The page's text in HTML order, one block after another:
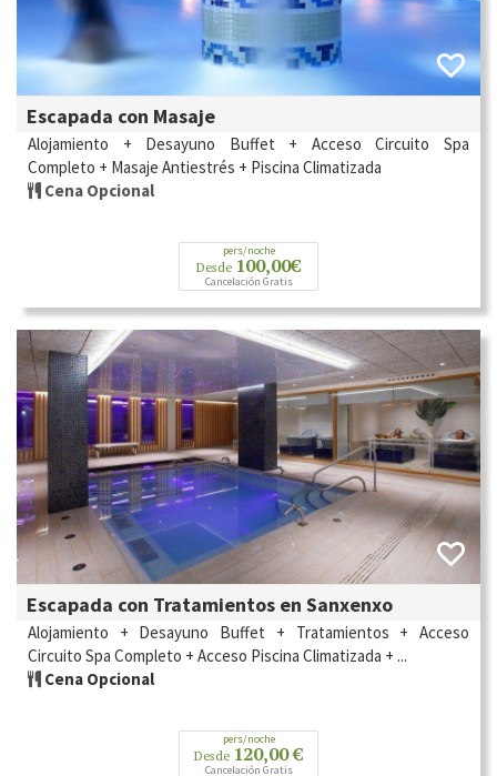
Escapada con Masaje
Alojamiento + Desayuno Buffet + Acceso Circuito Spa
Completo + Masaje Antiestrés + Piscina Climatizada
Cena Opcional
pers/noche
Desde 100,00€
Cancelación Gratis
Escapada con Tratamientos en Sanxenxo
Alojamiento + Desayuno Buffet + Tratamientos + Acceso
Circuito Spa Completo + Acceso Piscina Climatizada + ...
Cena Opcional
pers/noche
Desde 120,00 €
Cancelación Gratis